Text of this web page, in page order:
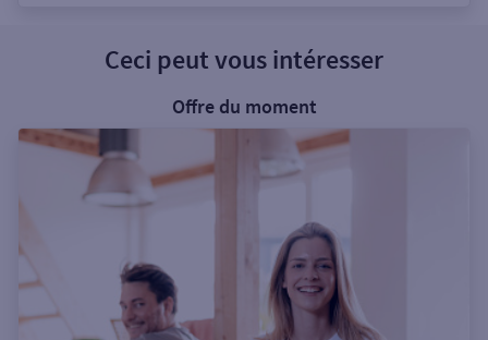
Ceci peut vous intéresser
Offre du moment